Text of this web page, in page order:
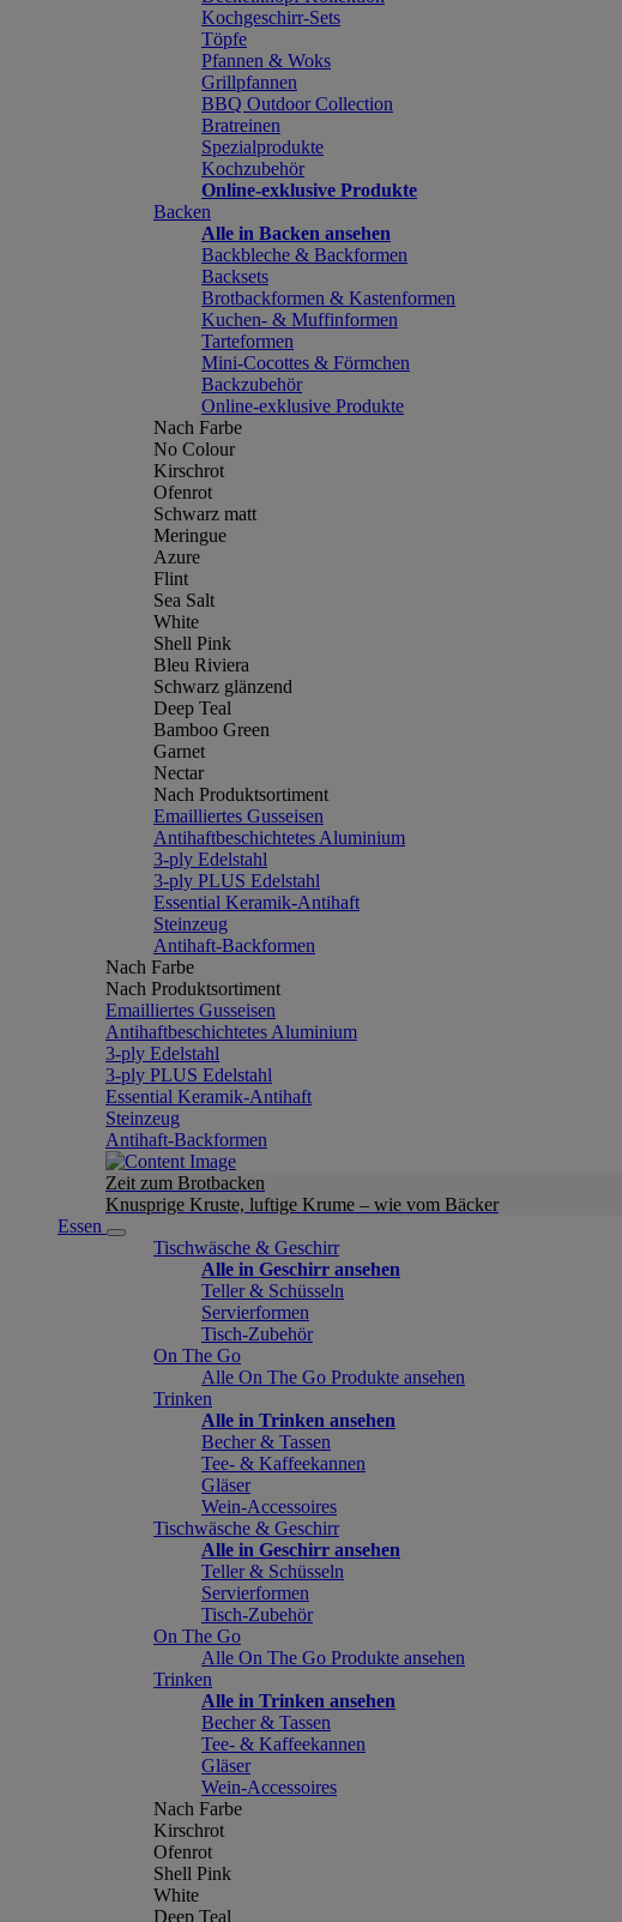
Kochgeschirr-Sets
Töpfe
Pfannen & Woks
Grillpfannen
BBQ Outdoor Collection
Bratreinen
Spezialprodukte
Kochzubehör
Online-exklusive Produkte
Backen
Alle in Backen ansehen
Backbleche & Backformen
Backsets
Brotbackformen & Kastenformen
Kuchen- & Muffinformen
Tarteformen
Mini-Cocottes & Förmchen
Backzubehör
Online-exklusive Produkte
Nach Farbe
No Colour
Kirschrot
Ofenrot
Schwarz matt
Meringue
Azure
Flint
Sea Salt
White
Shell Pink
Bleu Riviera
Schwarz glänzend
Deep Teal
Bamboo Green
Garnet
Nectar
Nach Produktsortiment
Emailliertes Gusseisen
Antihaftbeschichtetes Aluminium
3-ply Edelstahl
3-ply PLUS Edelstahl
Essential Keramik-Antihaft
Steinzeug
Antihaft-Backformen
Nach Farbe
Nach Produktsortiment
Emailliertes Gusseisen
Antihaftbeschichtetes Aluminium
3-ply Edelstahl
3-ply PLUS Edelstahl
Essential Keramik-Antihaft
Steinzeug
Antihaft-Backformen
Zeit zum Brotbacken
Knusprige Kruste, luftige Krume – wie vom Bäcker
Essen
Tischwäsche & Geschirr
Alle in Geschirr ansehen
Teller & Schüsseln
Servierformen
Tisch-Zubehör
On The Go
Alle On The Go Produkte ansehen
Trinken
Alle in Trinken ansehen
Becher & Tassen
Tee- & Kaffeekannen
Gläser
Wein-Accessoires
Tischwäsche & Geschirr
Alle in Geschirr ansehen
Teller & Schüsseln
Servierformen
Tisch-Zubehör
On The Go
Alle On The Go Produkte ansehen
Trinken
Alle in Trinken ansehen
Becher & Tassen
Tee- & Kaffeekannen
Gläser
Wein-Accessoires
Nach Farbe
Kirschrot
Ofenrot
Shell Pink
White
Deep Teal